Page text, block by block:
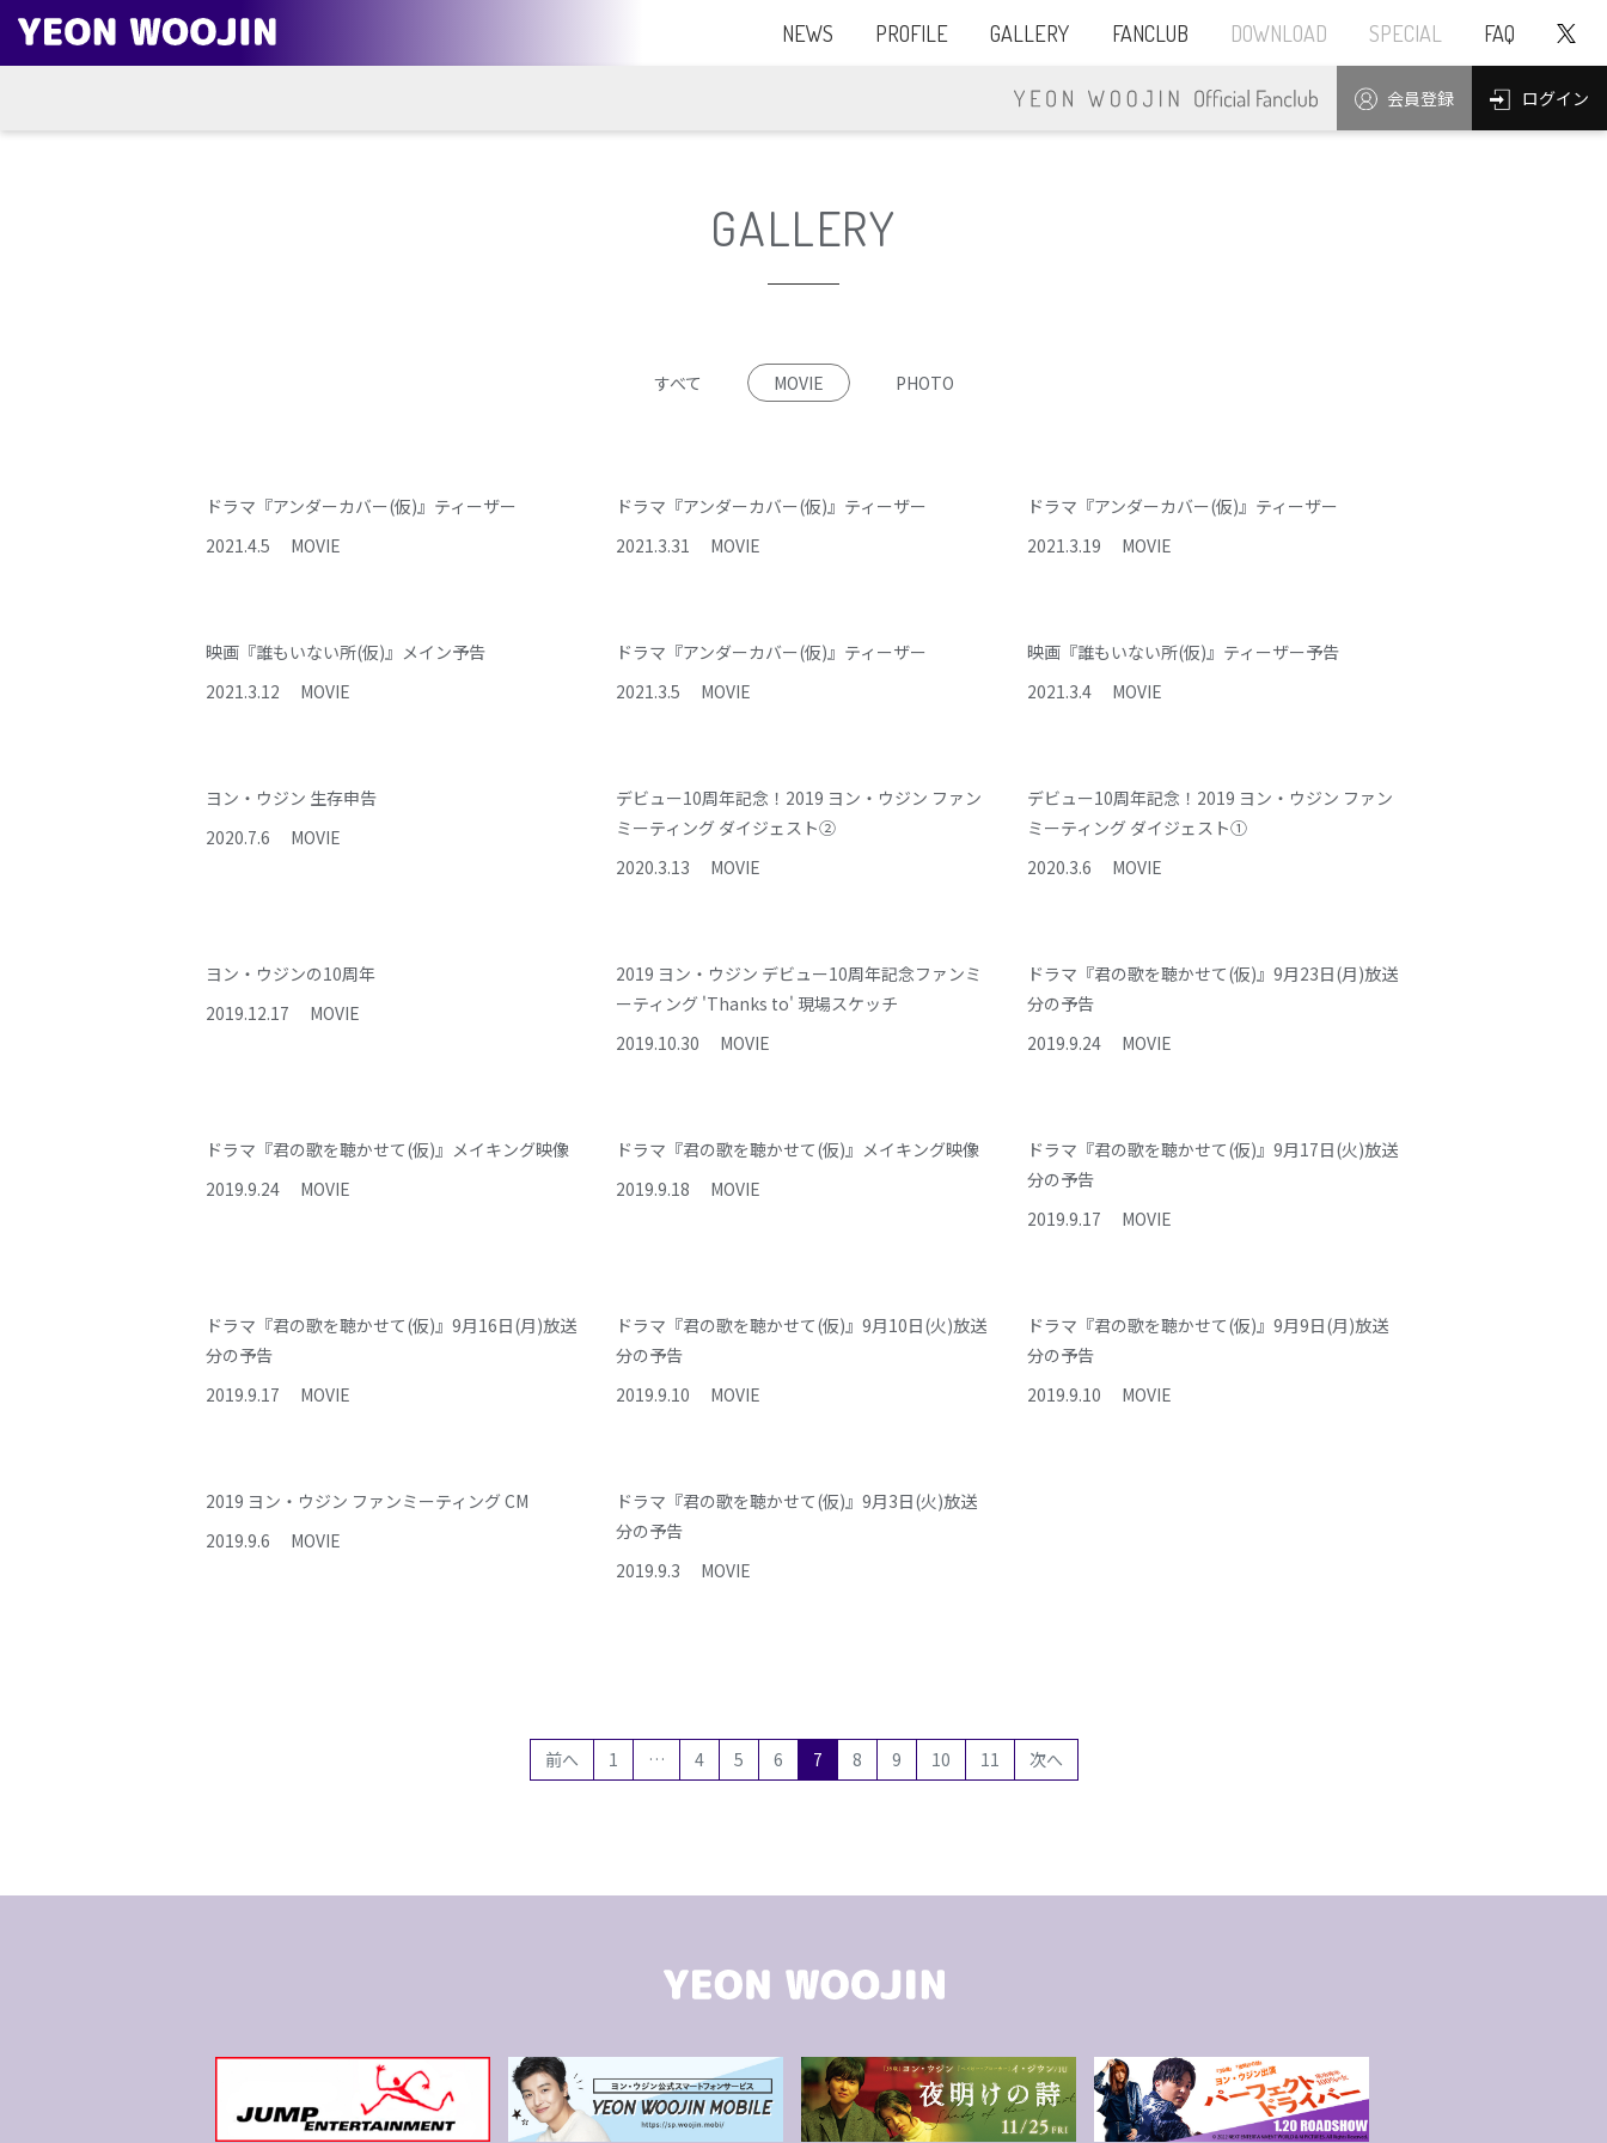
NEWS PROFILE GALLERY FANCLUB DOWNLOAD SPECIAL FAQ
会員登録 ログイン
GALLERY
すべて MOVIE PHOTO
ドラマ『アンダーカバー(仮)』ティーザー
2021.4.5 MOVIE
ドラマ『アンダーカバー(仮)』ティーザー
2021.3.31 MOVIE
ドラマ『アンダーカバー(仮)』ティーザー
2021.3.19 MOVIE
映画『誰もいない所(仮)』メイン予告
2021.3.12 MOVIE
ドラマ『アンダーカバー(仮)』ティーザー
2021.3.5 MOVIE
映画『誰もいない所(仮)』ティーザー予告
2021.3.4 MOVIE
ヨン・ウジン 生存申告
2020.7.6 MOVIE
デビュー10周年記念！2019 ヨン・ウジン ファン
ミーティング ダイジェスト②
2020.3.13 MOVIE
デビュー10周年記念！2019 ヨン・ウジン ファン
ミーティング ダイジェスト①
2020.3.6 MOVIE
ヨン・ウジンの10周年
2019.12.17 MOVIE
2019 ヨン・ウジン デビュー10周年記念ファンミ
ーティング 'Thanks to' 現場スケッチ
2019.10.30 MOVIE
ドラマ『君の歌を聴かせて(仮)』9月23日(月)放送
分の予告
2019.9.24 MOVIE
ドラマ『君の歌を聴かせて(仮)』メイキング映像
2019.9.24 MOVIE
ドラマ『君の歌を聴かせて(仮)』メイキング映像
2019.9.18 MOVIE
ドラマ『君の歌を聴かせて(仮)』9月17日(火)放送
分の予告
2019.9.17 MOVIE
ドラマ『君の歌を聴かせて(仮)』9月16日(月)放送
分の予告
2019.9.17 MOVIE
ドラマ『君の歌を聴かせて(仮)』9月10日(火)放送
分の予告
2019.9.10 MOVIE
ドラマ『君の歌を聴かせて(仮)』9月9日(月)放送
分の予告
2019.9.10 MOVIE
2019 ヨン・ウジン ファンミーティング CM
2019.9.6 MOVIE
ドラマ『君の歌を聴かせて(仮)』9月3日(火)放送
分の予告
2019.9.3 MOVIE
前へ 1 … 4 5 6 7(current)
8 9 10 11 次へ